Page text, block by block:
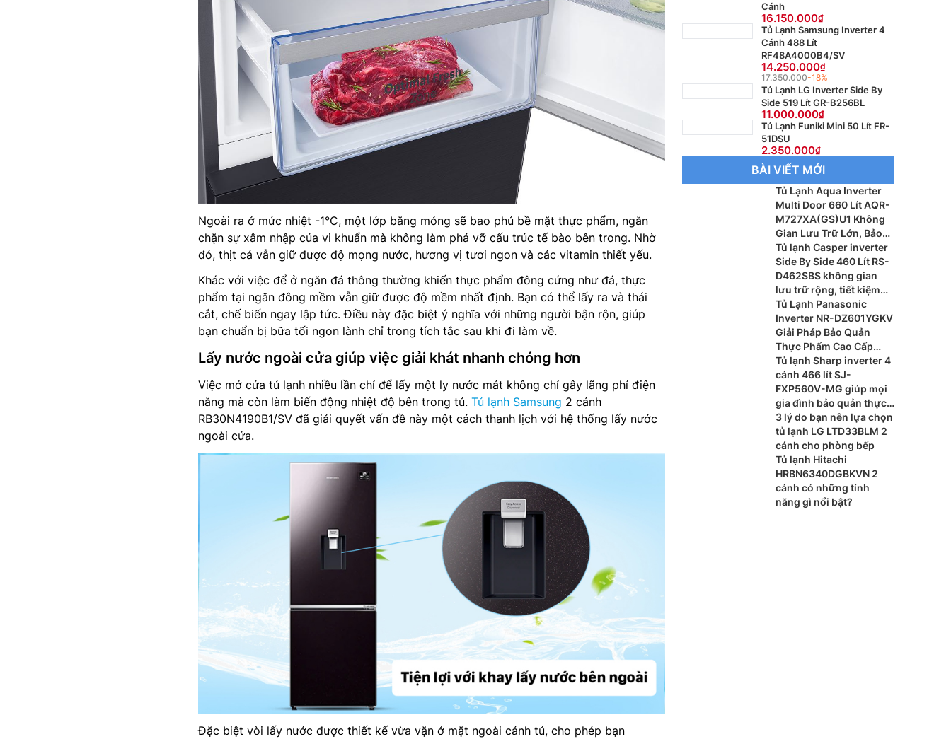
Ngoài ra ở mức nhiệt -1°C, một lớp băng mỏng sẽ bao phủ bề mặt thực phẩm, ngăn
chặn sự xâm nhập của vi khuẩn mà không làm phá vỡ cấu trúc tế bào bên trong. Nhờ
đó, thịt cá vẫn giữ được độ mọng nước, hương vị tươi ngon và các vitamin thiết yếu.
Khác với việc để ở ngăn đá thông thường khiến thực phẩm đông cứng như đá, thực
phẩm tại ngăn đông mềm vẫn giữ được độ mềm nhất định. Bạn có thể lấy ra và thái
cắt, chế biến ngay lập tức. Điều này đặc biệt ý nghĩa với những người bận rộn, giúp
bạn chuẩn bị bữa tối ngon lành chỉ trong tích tắc sau khi đi làm về.
Lấy nước ngoài cửa giúp việc giải khát nhanh chóng hơn
Việc mở cửa tủ lạnh nhiều lần chỉ để lấy một ly nước mát không chỉ gây lãng phí điện
năng mà còn làm biến động nhiệt độ bên trong tủ. Tủ lạnh Samsung 2 cánh
RB30N4190B1/SV đã giải quyết vấn đề này một cách thanh lịch với hệ thống lấy nước
ngoài cửa.
Đặc biệt vòi lấy nước được thiết kế vừa vặn ở mặt ngoài cánh tủ, cho phép bạn
Cánh
16.150.000
Tủ Lạnh Samsung Inverter 4
Cánh 488 Lít
RF48A4000B4/SV
14.250.000
17.350.000-18%
Tủ Lạnh LG Inverter Side By
Side 519 Lít GR-B256BL
11.000.000
Tủ Lạnh Funiki Mini 50 Lít FR-
51DSU
2.350.000
BÀI VIẾT MỚI
Tủ Lạnh Aqua Inverter
Multi Door 660 Lít AQR-
M727XA(GS)U1 Không
Gian Lưu Trữ Lớn, Bảo
Quản Thực Phẩm Tối Ưu
Tủ lạnh Casper inverter
Side By Side 460 Lít RS-
D462SBS không gian
lưu trữ rộng, tiết kiệm
điện hiệu quả ch gia
đình hiện đại
Tủ Lạnh Panasonic
Inverter NR-DZ601YGKV
Giải Pháp Bảo Quản
Thực Phẩm Cao Cấp
Cho Gia Đình Hiện Đại
Tủ lạnh Sharp inverter 4
cánh 466 lít SJ-
FXP560V-MG giúp mọi
gia đình bảo quản thực
phẩm hiện đại cho mọi
gia đình
3 lý do bạn nên lựa chọn
tủ lạnh LG LTD33BLM 2
cánh cho phòng bếp
Tủ lạnh Hitachi
HRBN6340DGBKVN 2
cánh có những tính
năng gì nổi bật?